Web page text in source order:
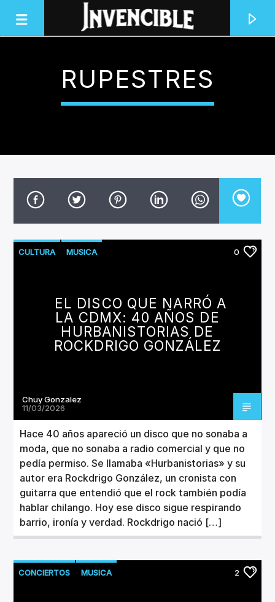
INVENCIBLE RADIO
JUNTOS SOMOS INVENCIBLES
TÍTULO
ARTISTA
Invencible Radio
RUPESTRES
CULTURA MUSICA 0
EL DISCO QUE NARRÓ A
LA CDMX: 40 AÑOS DE
HURBANISTORIAS DE
ROCKDRIGO GONZÁLEZ
Chuy Gonzalez
11/03/2026
Hace 40 años apareció un disco que no sonaba a
moda, que no sonaba a radio comercial y que no
pedía permiso. Se llamaba «Hurbanistorias» y su
autor era Rockdrigo González, un cronista con
guitarra que entendió que el rock también podía
hablar chilango. Hoy ese disco sigue respirando
barrio, ironía y verdad. Rockdrigo nació […]
CONCIERTOS MUSICA 2